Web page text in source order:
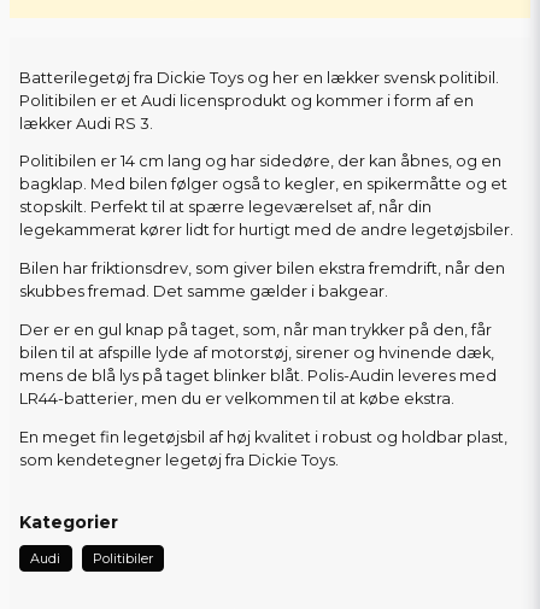
Batterilegetøj fra Dickie Toys og her en lækker svensk politibil.
Politibilen er et Audi licensprodukt og kommer i form af en
lækker Audi RS 3.
Politibilen er 14 cm lang og har sidedøre, der kan åbnes, og en
bagklap. Med bilen følger også to kegler, en spikermåtte og et
stopskilt. Perfekt til at spærre legeværelset af, når din
legekammerat kører lidt for hurtigt med de andre legetøjsbiler.
Bilen har friktionsdrev, som giver bilen ekstra fremdrift, når den
skubbes fremad. Det samme gælder i bakgear.
Der er en gul knap på taget, som, når man trykker på den, får
bilen til at afspille lyde af motorstøj, sirener og hvinende dæk,
mens de blå lys på taget blinker blåt. Polis-Audin leveres med
LR44-batterier, men du er velkommen til at købe ekstra.
En meget fin legetøjsbil af høj kvalitet i robust og holdbar plast,
som kendetegner legetøj fra Dickie Toys.
Kategorier
Audi Politibiler